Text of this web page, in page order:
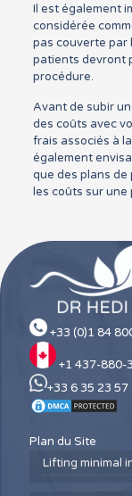
Il est également
considérée
pas couverte par
patients devront
procédure.
Avant de subir
des coûts avec
frais associés à
également
que des plans
les coûts sur une
+33 (0)1 84
+1 437-880-
+33 6 35 23 57
Plan du Site
Lifting minimal